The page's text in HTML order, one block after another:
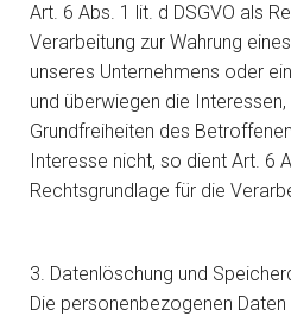
Art. 6 Abs. 1 lit. d DSGVO als
Verarbeitung zur Wahrung
unseres Unternehmens oder
und überwiegen die
Grundfreiheiten des
Interesse nicht, so dient Art. 6
Rechtsgrundlage für die
3. Datenlöschung und
Die personenbezogenen